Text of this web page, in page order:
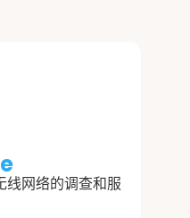
线网络的调查和服